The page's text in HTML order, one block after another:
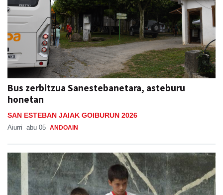
Bus zerbitzua Sanestebanetara, asteburu
honetan
SAN ESTEBAN JAIAK GOIBURUN 2026
Aiurri abu 05 ANDOAIN